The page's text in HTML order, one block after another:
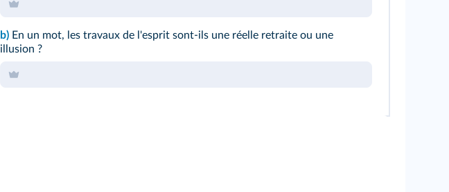
b) En un mot, les travaux de l'esprit sont-ils une réelle retraite ou une
illusion ?